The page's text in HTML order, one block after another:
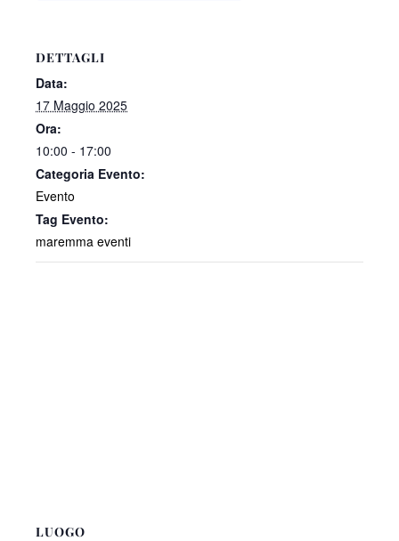
DETTAGLI
Data:
17 Maggio 2025
Ora:
10:00 - 17:00
Categoria Evento:
Evento
Tag Evento:
maremma eventi
LUOGO